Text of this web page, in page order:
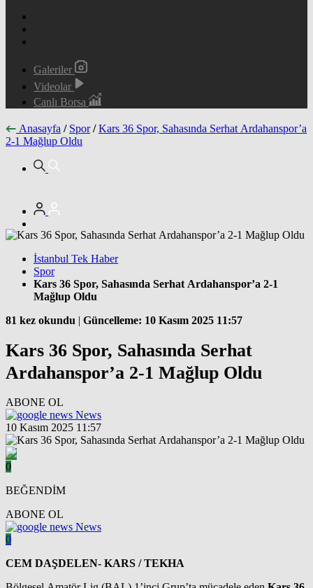
Galeriler
Videolar
Canlı Borsa
Anasayfa / Spor / Kars 36 Spor, Sahasında Serhat Ardahanspor’a
2-1 Mağlup Oldu
İstanbul Tek Haber
Spor
Kars 36 Spor, Sahasında Serhat Ardahanspor’a 2-1
Mağlup Oldu
81 kez okundu | Güncelleme: 10 Kasım 2025 11:57
Kars 36 Spor, Sahasında Serhat
Ardahanspor’a 2-1 Mağlup Oldu
ABONE OL
News
10 Kasım 2025 11:57
0
BEĞENDİM
ABONE OL
News
0
CEM DAŞDELEN- KARS / TEKHA